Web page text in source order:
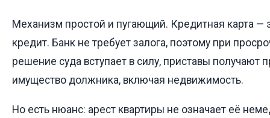
Механизм простой и пугающий. Кредитная карта —
кредит. Банк не требует залога, поэтому при
решение суда вступает в силу, приставы получают
имущество должника, включая недвижимость.
Но есть нюанс: арест квартиры не означает её